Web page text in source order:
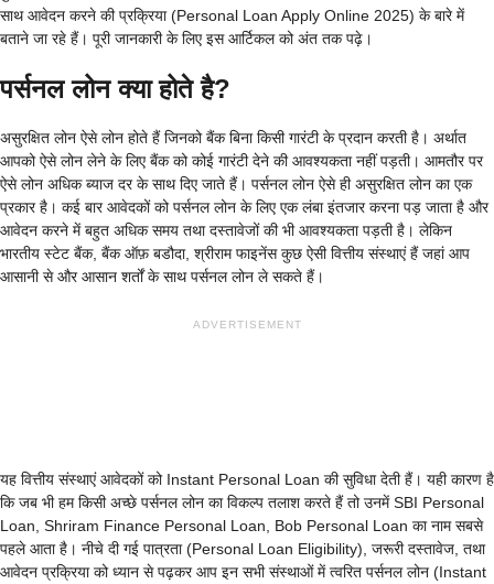
साथ आवेदन करने की प्रक्रिया (Personal Loan Apply Online 2025) के बारे में
बताने जा रहे हैं। पूरी जानकारी के लिए इस आर्टिकल को अंत तक पढ़े।
पर्सनल लोन क्या होते है?
असुरक्षित लोन ऐसे लोन होते हैं जिनको बैंक बिना किसी गारंटी के प्रदान करती है। अर्थात
आपको ऐसे लोन लेने के लिए बैंक को कोई गारंटी देने की आवश्यकता नहीं पड़ती। आमतौर पर
ऐसे लोन अधिक ब्याज दर के साथ दिए जाते हैं। पर्सनल लोन ऐसे ही असुरक्षित लोन का एक
प्रकार है। कई बार आवेदकों को पर्सनल लोन के लिए एक लंबा इंतजार करना पड़ जाता है और
आवेदन करने में बहुत अधिक समय तथा दस्तावेजों की भी आवश्यकता पड़ती है। लेकिन
भारतीय स्टेट बैंक, बैंक ऑफ़ बडौदा, श्रीराम फाइनेंस कुछ ऐसी वित्तीय संस्थाएं हैं जहां आप
आसानी से और आसान शर्तों के साथ पर्सनल लोन ले सकते हैं।
ADVERTISEMENT
यह वित्तीय संस्थाएं आवेदकों को Instant Personal Loan की सुविधा देती हैं। यही कारण है
कि जब भी हम किसी अच्छे पर्सनल लोन का विकल्प तलाश करते हैं तो उनमें SBI Personal
Loan, Shriram Finance Personal Loan, Bob Personal Loan का नाम सबसे
पहले आता है। नीचे दी गई पात्रता (Personal Loan Eligibility), जरूरी दस्तावेज, तथा
आवेदन प्रक्रिया को ध्यान से पढ़कर आप इन सभी संस्थाओं में त्वरित पर्सनल लोन (Instant